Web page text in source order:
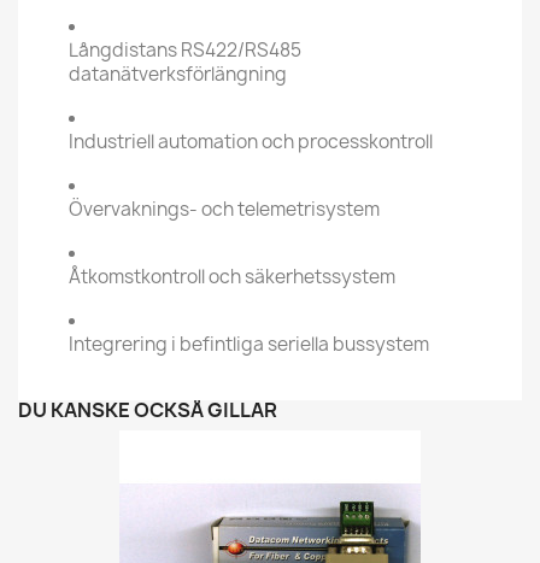
Långdistans RS422/RS485
datanätverksförlängning
Industriell automation och processkontroll
Övervaknings- och telemetrisystem
Åtkomstkontroll och säkerhetssystem
Integrering i befintliga seriella bussystem
DU KANSKE OCKSÅ GILLAR